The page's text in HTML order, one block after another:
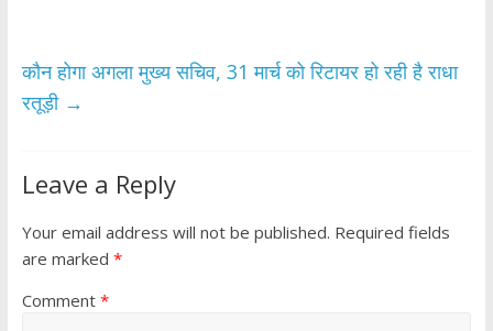
k p
कौन होगा अगला मुख्य सचिव, 31 मार्च को रिटायर हो रही है राधा
रतूड़ी →
Leave a Reply
Your email address will not be published. Required fields
are marked *
Comment *